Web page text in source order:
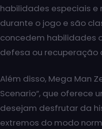
habilidades especiais e
durante o jogo e são
concedem habilidades
defesa ou recuperação
Além disso, Mega Man
Scenario”, que oferece
desejam desfrutar da
extremos do modo